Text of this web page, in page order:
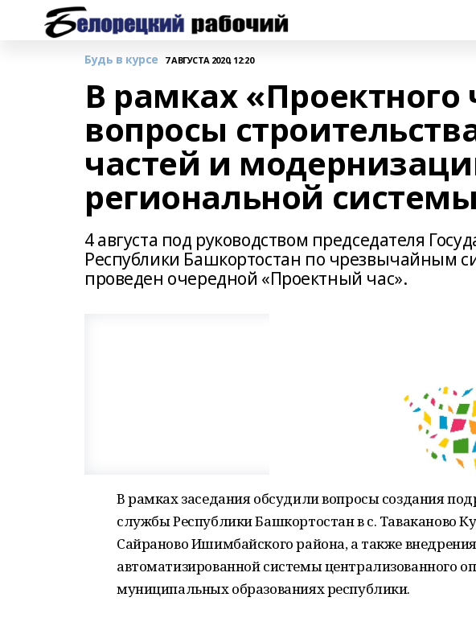
Будь в курсе 7 АВГУСТА 2020, 12:20
В рамках «Проектного
вопросы
частей и
региональной
4 августа под руководством председателя
Республики Башкортостан по чрезвычайным
проведен очередной «Проектный час».
В рамках заседания обсудили вопросы создания
службы Республики Башкортостан в с. Таваканово
Сайраново Ишимбайского района, а также
автоматизированной системы централизованного
муниципальных образованиях республики.